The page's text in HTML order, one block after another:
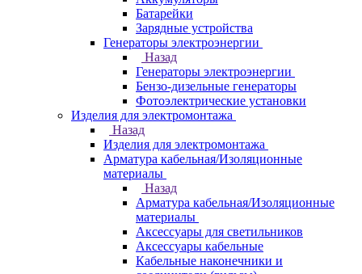
Батарейки
Зарядные устройства
Генераторы электроэнергии
Назад
Генераторы электроэнергии
Бензо-дизельные генераторы
Фотоэлектрические установки
Изделия для электромонтажа
Назад
Изделия для электромонтажа
Арматура кабельная/Изоляционные
материалы
Назад
Арматура кабельная/Изоляционные
материалы
Аксессуары для светильников
Аксессуары кабельные
Кабельные наконечники и